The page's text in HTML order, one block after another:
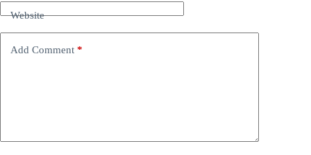
Website
Add Comment *